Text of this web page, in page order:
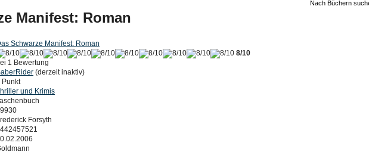
Manifest: Roman
Schwarze Manifest: Roman
8/10
1 Bewertung
(derzeit inaktiv)
Punkt
und Krimis
Forsyth